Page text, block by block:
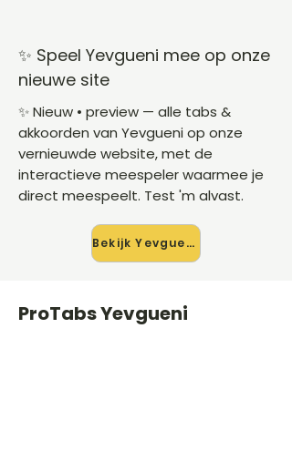
✨ Speel Yevgueni mee op onze
nieuwe site
✨ Nieuw • preview — alle tabs &
akkoorden van Yevgueni op onze
vernieuwde website, met de
interactieve meespeler waarmee je
direct meespeelt. Test 'm alvast.
Bekijk Yevgueni →
ProTabs Yevgueni